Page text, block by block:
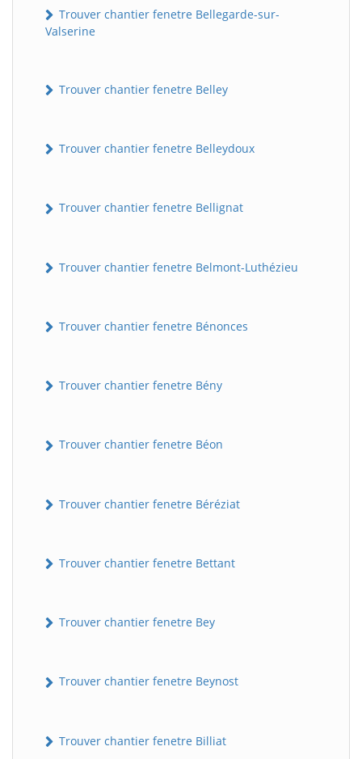
Trouver chantier fenetre Bellegarde-sur-
Valserine
Trouver chantier fenetre Belley
Trouver chantier fenetre Belleydoux
Trouver chantier fenetre Bellignat
Trouver chantier fenetre Belmont-Luthézieu
Trouver chantier fenetre Bénonces
Trouver chantier fenetre Bény
Trouver chantier fenetre Béon
Trouver chantier fenetre Béréziat
Trouver chantier fenetre Bettant
Trouver chantier fenetre Bey
Trouver chantier fenetre Beynost
Trouver chantier fenetre Billiat